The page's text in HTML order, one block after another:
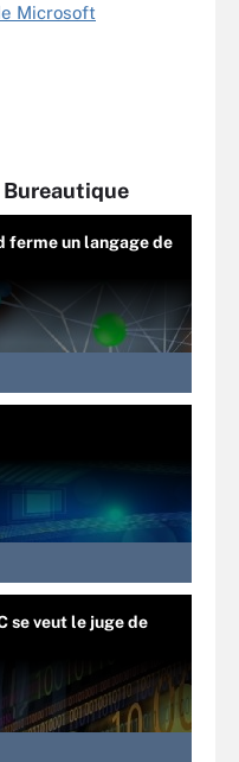
Microsoft
ferme un langage de
se veut le juge de